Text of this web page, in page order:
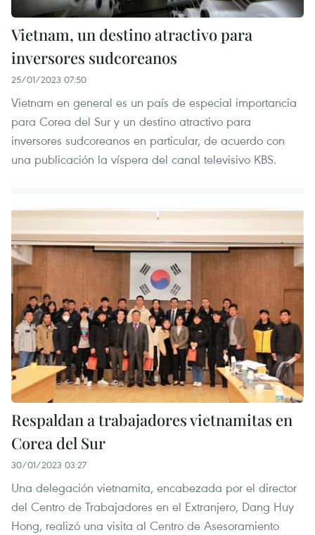
Vietnam, un destino atractivo para
inversores sudcoreanos
25/01/2023 07:50
Vietnam en general es un país de especial importancia
para Corea del Sur y un destino atractivo para
inversores sudcoreanos en particular, de acuerdo con
una publicación la víspera del canal televisivo KBS.
Respaldan a trabajadores vietnamitas en
Corea del Sur
30/01/2023 03:27
Una delegación vietnamita, encabezada por el director
del Centro de Trabajadores en el Extranjero, Dang Huy
Hong, realizó una visita al Centro de Asesoramiento